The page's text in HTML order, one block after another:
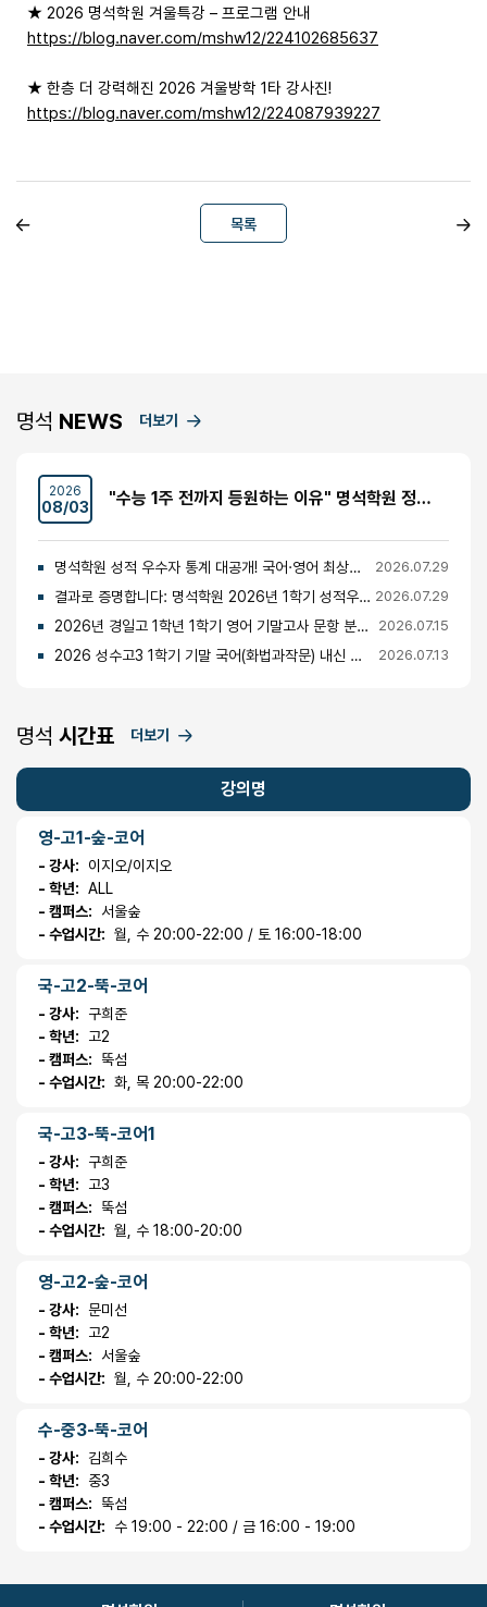
★ 2026 명석학원 겨울특강 – 프로그램 안내
https://blog.naver.com/mshw12/224102685637
★ 한층 더 강력해진 2026 겨울방학 1타 강사진!
https://blog.naver.com/mshw12/224087939227
목록
명석 NEWS 더보기
2026
08/03 "수능 1주 전까지 등원하는 이유" 명석학원 정시반 개강 안내 (성수고·경일고·무학여고·대광고 등)
명석학원 성적 우수자 통계 대공개! 국어·영어 최상위권의 비밀 2026.07.29
결과로 증명합니다: 명석학원 2026년 1학기 성적우수자 명단 공개 2026.07.29
2026년 경일고 1학년 1학기 영어 기말고사 문항 분석 및 총평 2026.07.15
2026 성수고3 1학기 기말 국어(화법과작문) 내신 분석 및 경향 2026.07.13
명석 시간표 더보기
강의명
영-고1-숲-코어
- 강사:
이지오/이지오
- 학년: ALL
- 캠퍼스:
서울숲
- 수업시간: 월, 수 20:00-22:00 / 토 16:00-18:00
국-고2-뚝-코어
- 강사:
구희준
- 학년:
고2
- 캠퍼스:
뚝섬
- 수업시간: 화, 목 20:00-22:00
국-고3-뚝-코어1
- 강사:
구희준
- 학년:
고3
- 캠퍼스:
뚝섬
- 수업시간: 월, 수 18:00-20:00
영-고2-숲-코어
- 강사: 문미선
- 학년:
고2
- 캠퍼스:
서울숲
- 수업시간: 월, 수 20:00-22:00
수-중3-뚝-코어
- 강사:
김희수
- 학년:
중3
- 캠퍼스:
뚝섬
- 수업시간:
수 19:00 - 22:00 / 금 16:00 - 19:00